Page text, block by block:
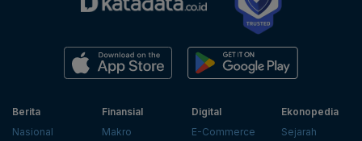
Berita
Nasional
Finansial
Makro
Digital
E-Commerce
Ekonopedia
Sejarah